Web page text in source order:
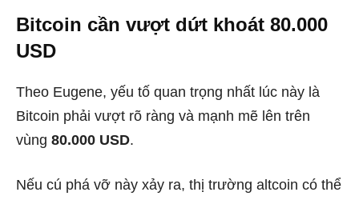
Bitcoin cần vượt dứt khoát 80.000
USD
Theo Eugene, yếu tố quan trọng nhất lúc này là
Bitcoin phải vượt rõ ràng và mạnh mẽ lên trên
vùng 80.000 USD.
Nếu cú phá vỡ này xảy ra, thị trường altcoin có thể